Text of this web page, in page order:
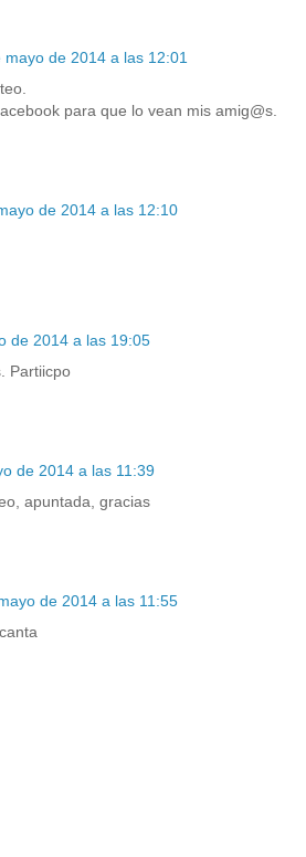
mayo de 2014 a las 12:01
para que lo vean mis amig@s.
de 2014 a las 12:10
de 2014 a las 19:05
Partiicpo
de 2014 a las 11:39
apuntada, gracias
de 2014 a las 11:55